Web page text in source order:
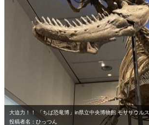
大迫力！！ 「ちば恐竜博」in県立中央博物館 モササウルス
投稿者名：ひっつん